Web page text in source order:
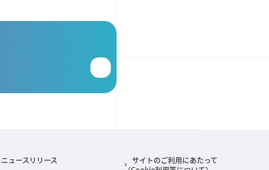
ニュースリリース
サイトのご利用にあたって